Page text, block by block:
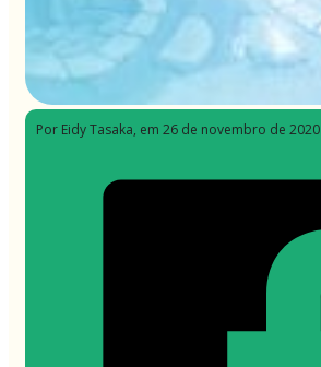
Por Eidy Tasaka, em 26 de novembro de 2020